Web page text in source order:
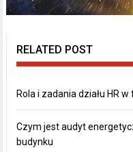
RELATED POST
Rola i zadania działu HR
Czym jest audyt
budynku